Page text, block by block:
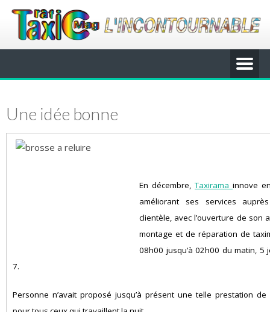
Une idée bonne
En décembre,Taxirama innove
améliorant ses services
clientèle, avec l’ouverture de son
montage et de réparation de
08h00 jusqu’à 02h00 du matin, 5
7.
Personne n’avait proposé jusqu’à présent une telle prestation de